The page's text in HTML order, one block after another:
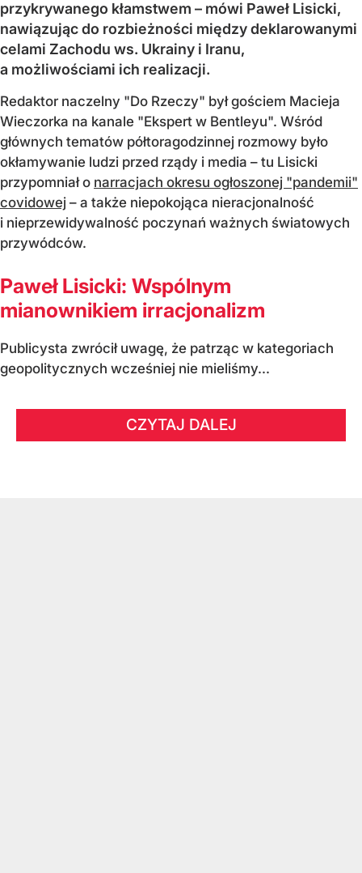
przykrywanego kłamstwem – mówi Paweł Lisicki,
nawiązując do rozbieżności między deklarowanymi
celami Zachodu ws. Ukrainy i Iranu,
a możliwościami ich realizacji.
Redaktor naczelny "Do Rzeczy" był gościem Macieja
Wieczorka na kanale "Ekspert w Bentleyu". Wśród
głównych tematów półtoragodzinnej rozmowy było
okłamywanie ludzi przed rządy i media – tu Lisicki
przypomniał o narracjach okresu ogłoszonej "pandemii"
covidowej – a także niepokojąca nieracjonalność
i nieprzewidywalność poczynań ważnych światowych
przywódców.
Paweł Lisicki: Wspólnym
mianownikiem irracjonalizm
Publicysta zwrócił uwagę, że patrząc w kategoriach
geopolitycznych wcześniej nie mieliśmy...
CZYTAJ DALEJ